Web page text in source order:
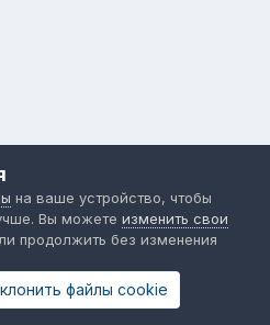
на ваше устройство, чтобы
Вы можете изменить свои
продолжить без изменения
файлы сookie